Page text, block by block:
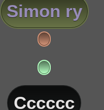
Simon ry
Cccccc